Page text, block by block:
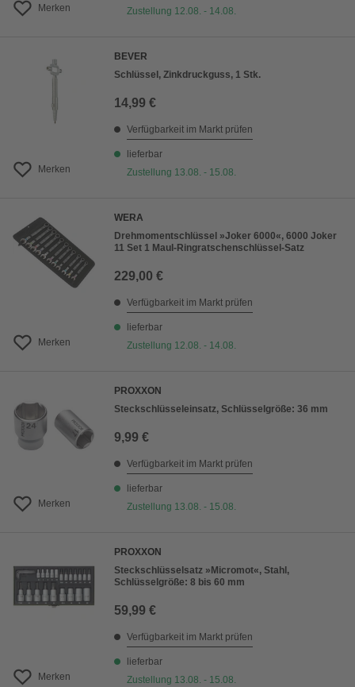
Merken
Zustellung 12.08. - 14.08.
Merken
BEVER
Schlüssel, Zinkdruckguss, 1 Stk.
14,99 €
Verfügbarkeit im Markt prüfen
lieferbar
Zustellung 13.08. - 15.08.
Merken
WERA
Drehmomentschlüssel »Joker 6000«, 6000 Joker
11 Set 1 Maul-Ringratschenschlüssel-Satz
229,00 €
Verfügbarkeit im Markt prüfen
lieferbar
Zustellung 12.08. - 14.08.
Merken
PROXXON
Steckschlüsseleinsatz, Schlüsselgröße: 36 mm
9,99 €
Verfügbarkeit im Markt prüfen
lieferbar
Zustellung 13.08. - 15.08.
Merken
PROXXON
Steckschlüsselsatz »Micromot«, Stahl,
Schlüsselgröße: 8 bis 60 mm
59,99 €
Verfügbarkeit im Markt prüfen
lieferbar
Zustellung 13.08. - 15.08.